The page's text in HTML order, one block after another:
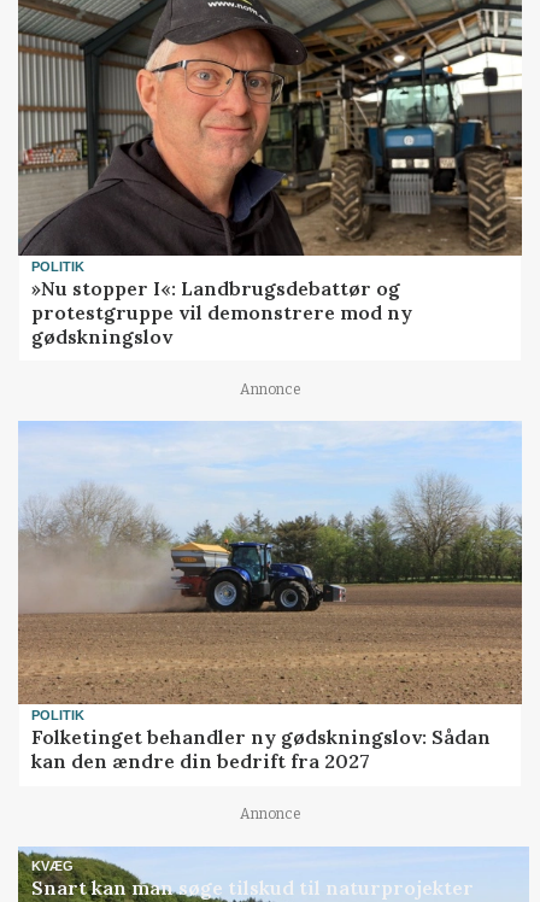
POLITIK
»Nu stopper I«: Landbrugsdebattør og
protestgruppe vil demonstrere mod ny
gødskningslov
Annonce
POLITIK
Folketinget behandler ny gødskningslov: Sådan
kan den ændre din bedrift fra 2027
Annonce
KVÆG
Snart kan man søge tilskud til naturprojekter